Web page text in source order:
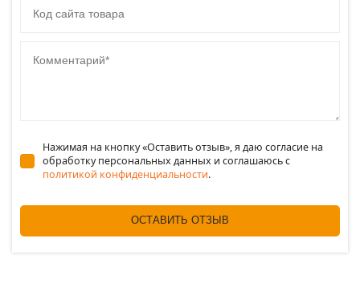
Нажимая на кнопку «Оставить отзыв», я даю согласие на
обработку персональных данных и соглашаюсь c
политикой конфиденциальности.
ОСТАВИТЬ ОТЗЫВ